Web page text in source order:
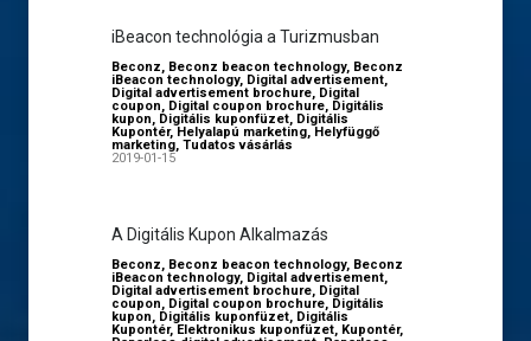
iBeacon technológia a Turizmusban
Beconz, Beconz beacon technology, Beconz
iBeacon technology, Digital advertisement,
Digital advertisement brochure, Digital
coupon, Digital coupon brochure, Digitális
kupon, Digitális kuponfüzet, Digitális
Kupontér, Helyalapú marketing, Helyfüggő
marketing, Tudatos vásárlás
2019-01-15
A Digitális Kupon Alkalmazás
Beconz, Beconz beacon technology, Beconz
iBeacon technology, Digital advertisement,
Digital advertisement brochure, Digital
coupon, Digital coupon brochure, Digitális
kupon, Digitális kuponfüzet, Digitális
Kupontér, Elektronikus kuponfüzet, Kupontér,